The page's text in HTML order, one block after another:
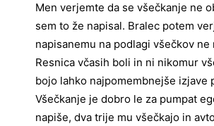
Men verjemte da se všečkanje ne
sem to že napisal. Bralec potem
napisanemu na podlagi všečkov ne
Resnica včasih boli in ni nikomur
bojo lahko najpomembnejše izjave
Všečkanje je dobro le za pumpat
napiše, dva trije mu všečkajo in